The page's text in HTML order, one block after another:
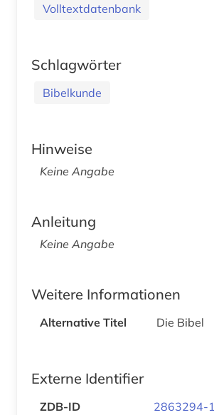
Volltextdatenbank
Schlagwörter
Bibelkunde
Hinweise
Keine Angabe
Anleitung
Keine Angabe
Weitere Informationen
Alternative Titel Die Bibel
Externe Identifier
ZDB-ID 2863294-1